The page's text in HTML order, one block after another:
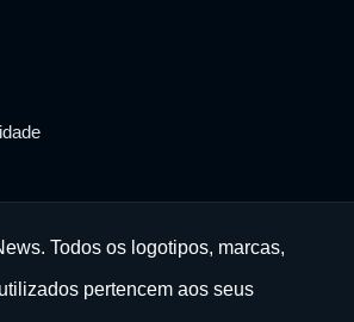
Todos os logotipos, marcas,
pertencem aos seus